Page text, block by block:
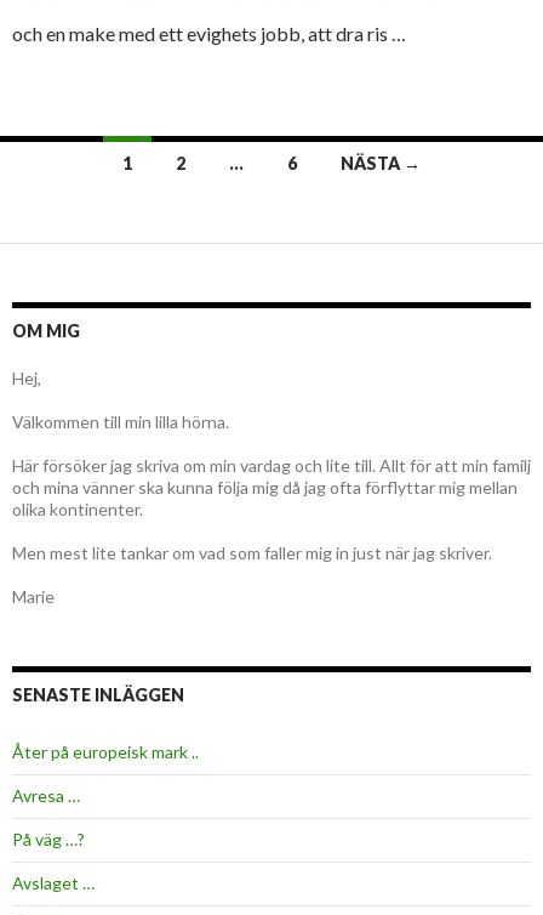
och en make med ett evighets jobb, att dra ris …
Inläggsnavigering
1 2 … 6 NÄSTA →
OM MIG
Hej,
Välkommen till min lilla hörna.
Här försöker jag skriva om min vardag och lite till. Allt för att min familj
och mina vänner ska kunna följa mig då jag ofta förflyttar mig mellan
olika kontinenter.
Men mest lite tankar om vad som faller mig in just när jag skriver.
Marie
SENASTE INLÄGGEN
Åter på europeisk mark ..
Avresa …
På väg …?
Avslaget …